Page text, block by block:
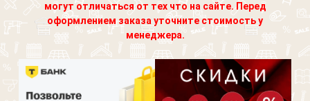
могут отличаться от тех что на сайте. Перед
оформлением заказа уточните стоимость у
менеджера.